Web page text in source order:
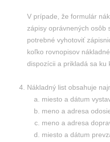
V prípade, že formulár
zápisy oprávnených osôb
potrebné vyhotoviť
koľko rovnopisov
dispozícii a prikladá sa ku
Nákladný list obsahuje
miesto a dátum
meno a adresa
meno a adresa
miesto a dátum